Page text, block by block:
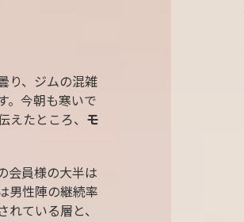
り、ジムの混雑
。今朝も寒いで
えたところ、 モ
会員様の大半は
男性陣の継続率
ている層と、